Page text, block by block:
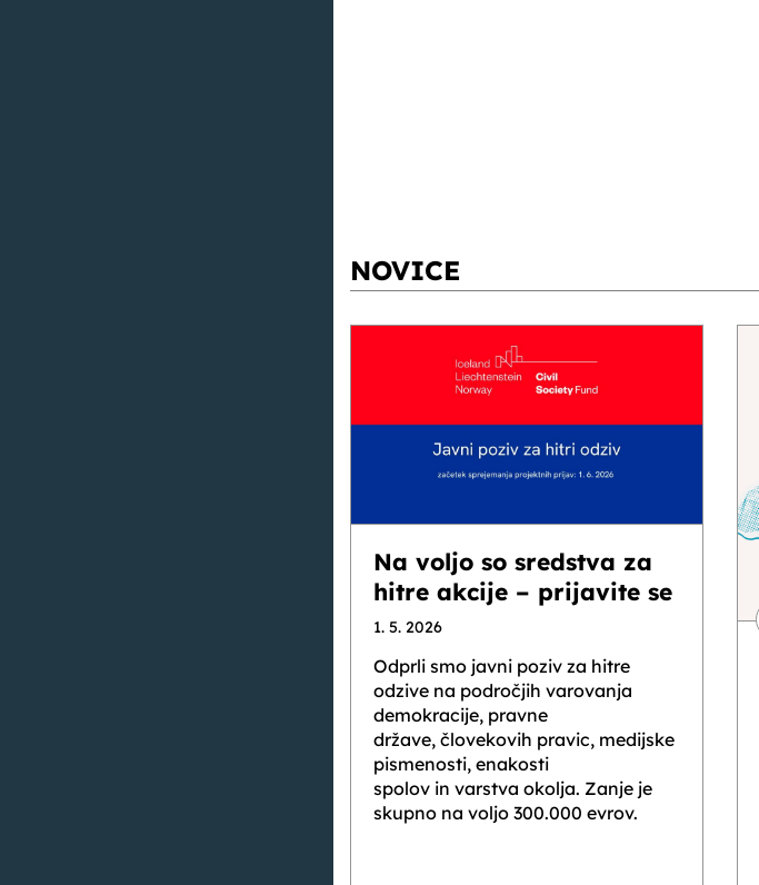
NOVICE
Na voljo so sredstva za
hitre akcije – prijavite se
1. 5. 2026
Odprli smo javni poziv za hitre
odzive na področjih varovanja
demokracije, pravne
države, človekovih pravic, medijske
pismenosti, enakosti
spolov in varstva okolja. Zanje je
skupno na voljo 300.000 evrov.